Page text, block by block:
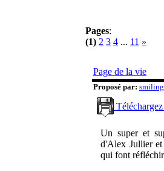
Pages:
(1) 2 3 4 ... 11 »
Page de la vie
Proposé par:
Un super et
d'Alex Jullier et
qui font